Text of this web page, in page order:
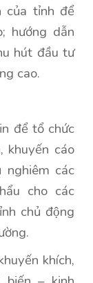
của tỉnh để
hướng dẫn
hút đầu tư
cao.
để tổ chức
khuyến cáo
các
cho các
chủ động
khích,